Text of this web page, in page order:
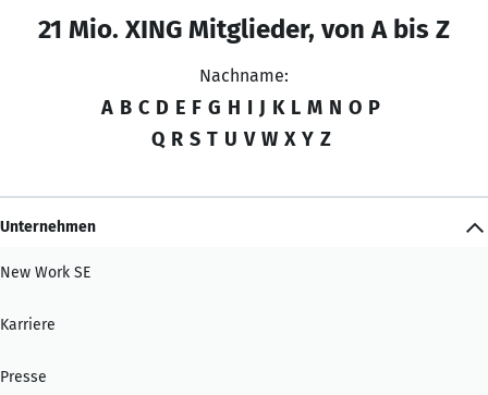
21 Mio. XING Mitglieder, von A bis Z
Nachname:
A B C D E F G H I J K L M N O P
Q R S T U V W X Y Z
Unternehmen
New Work SE
Karriere
Presse